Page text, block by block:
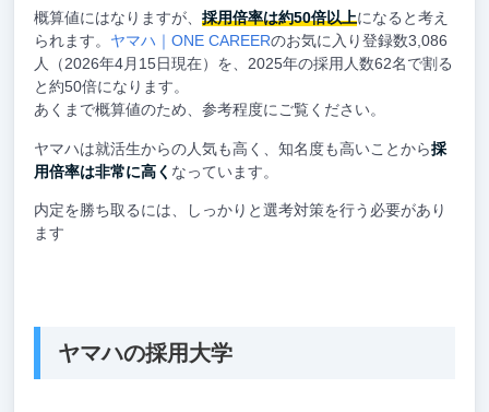
概算値にはなりますが、 採用倍率は約50倍以上になると考え
られます。 ヤマハ｜ONE CAREERのお気に入り登録数3,086
人（2026年4月15日現在）を、2025年の採用人数62名で割る
と約50倍になります。
あくまで概算値のため、参考程度にご覧ください。
ヤマハは就活生からの人気も高く、知名度も高いことから採
用倍率は非常に高く なっています。
内定を勝ち取るには、しっかりと選考対策を行う必要があり
ます
ヤマハの採用大学